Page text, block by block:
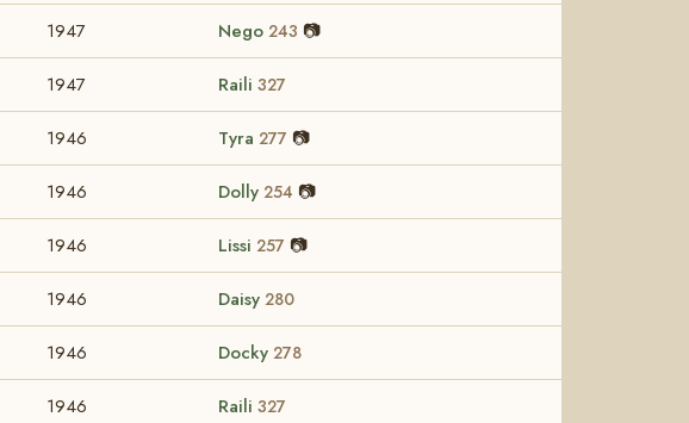
1947 Nego 243 📷
1947 Raili 327
1946 Tyra 277 📷
1946 Dolly 254 📷
1946 Lissi 257 📷
1946 Daisy 280
1946 Docky 278
1946 Raili 327